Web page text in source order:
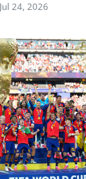
Jul 24, 2026